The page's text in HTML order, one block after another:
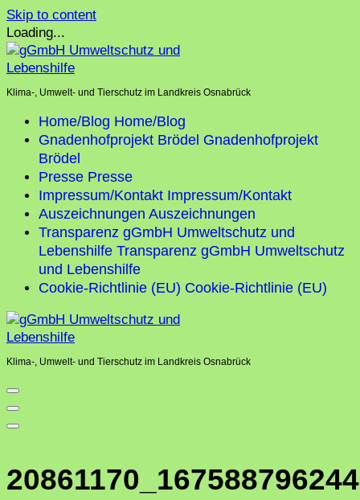
Skip to content
Loading...
Klima-, Umwelt- und Tierschutz im Landkreis Osnabrück
Home/Blog Home/Blog
Gnadenhofprojekt Brödel Gnadenhofprojekt
Brödel
Presse Presse
Impressum/Kontakt Impressum/Kontakt
Auszeichnungen Auszeichnungen
Transparenz gGmbH Umweltschutz und
Lebenshilfe Transparenz gGmbH Umweltschutz
und Lebenshilfe
Cookie-Richtlinie (EU) Cookie-Richtlinie (EU)
Klima-, Umwelt- und Tierschutz im Landkreis Osnabrück